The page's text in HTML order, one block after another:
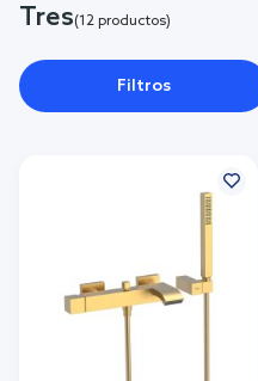
Tres(12 productos)
Filtros